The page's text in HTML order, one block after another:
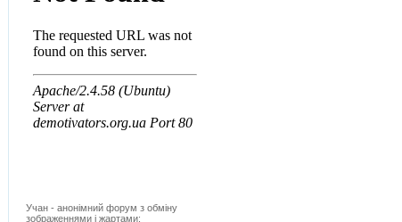
Учан - анонімний форум з обміну
зображеннями і жартами: